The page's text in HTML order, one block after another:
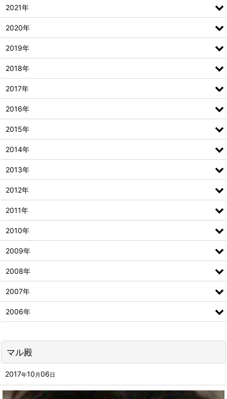
マル殿
2017年10 月 06 日
2021年
2020年
2019年
2018年
2017年
2016年
2015年
2014年
2013年
2012年
2011年
2010年
2009年
2008年
2007年
2006年